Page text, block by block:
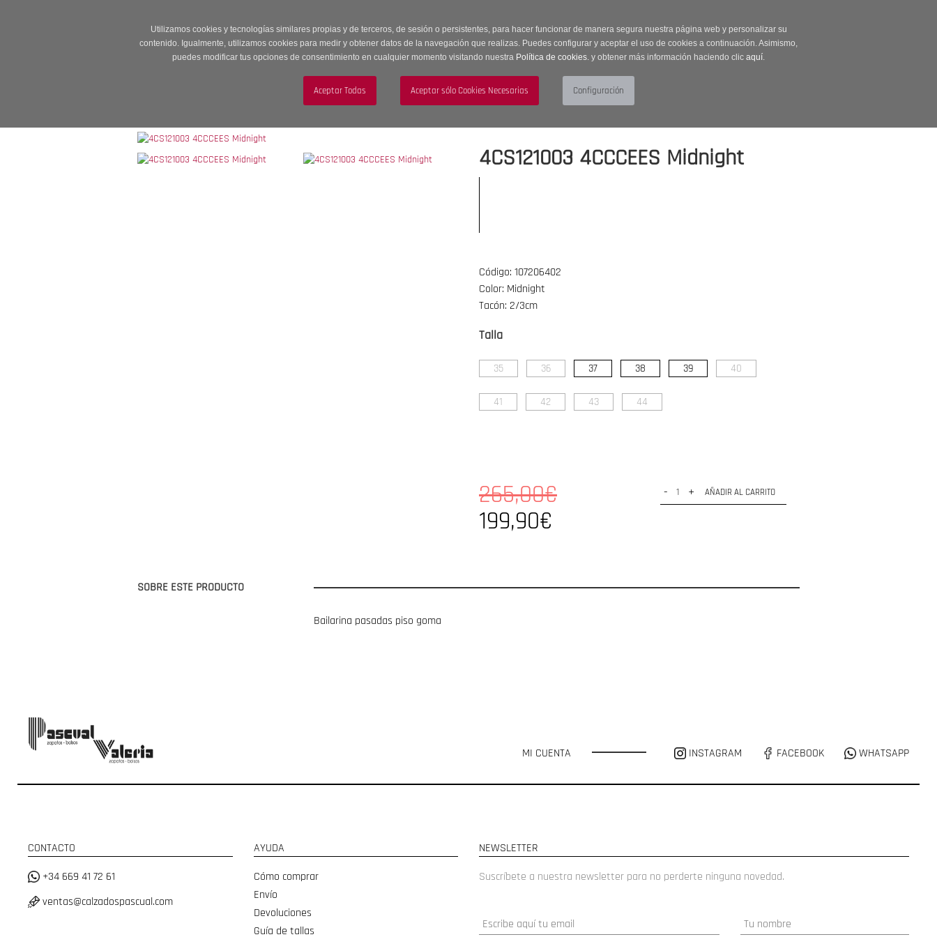
Utilizamos cookies y tecnologías similares propias y de terceros, de sesión o persistentes, para hacer funcionar de manera segura nuestra página web y personalizar su
contenido. Igualmente, utilizamos cookies para medir y obtener datos de la navegación que realizas. Puedes configurar y aceptar el uso de cookies a continuación. Asimismo,
puedes modificar tus opciones de consentimiento en cualquier momento visitando nuestra Política de cookies. y obtener más información haciendo clic aquí.
MUJER HOMBRE ACCESORIOS
4CS121003 4CCCEES Midnight
Código: 107206402
Color: Midnight
Tacón: 2/3cm
Talla
35 36 37 38 39 40
41 42 43 44
265,00€
199,90€
- + AÑADIR AL CARRITO
SOBRE ESTE PRODUCTO
Bailarina pasadas piso goma
MI CUENTA INSTAGRAM FACEBOOK WHATSAPP
CONTACTO
+34 669 41 72 61
ventas@calzadospascual.com
AYUDA
Cómo comprar
Envío
Devoluciones
Guía de tallas
NEWSLETTER
Suscríbete a nuestra newsletter para no perderte ninguna novedad.